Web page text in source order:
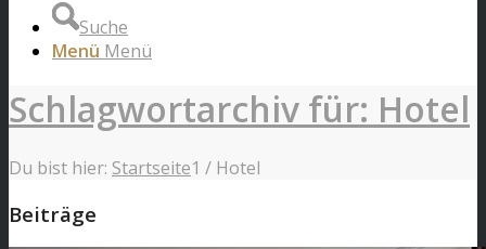
Suche
Menü Menü
Schlagwortarchiv für: Hotel
Du bist hier: Startseite1 / Hotel
Beiträge